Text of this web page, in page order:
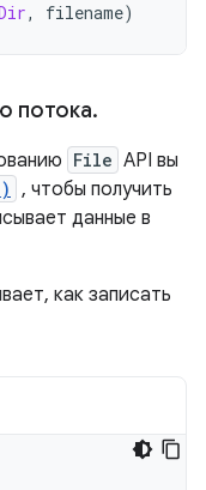
, filename)
потока.
File API вы
, чтобы получить
данные в
как записать